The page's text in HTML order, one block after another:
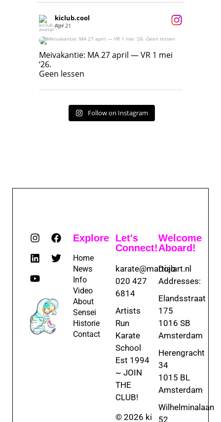
kiclub.cool
Apr 21
Meivakantie: MA 27 april — VR 1 mei ‘26.
Geen lessen
Meivakantie: MA 27 april — VR 1 mei
‘26.
Geen lessen
Follow on Instagram
Explore
Home
News
Info
Video
About
Sensei
Historie
Contact
Let's
Connect!
karate@martialart.nl
020 427
6814
Artists
Run
Karate
School
Est 1994
~ JOIN
THE
CLUB!
© 2026 ki
Welcome
Aboard!
Dojo
Addresses:
Elandsstraat
175
1016 SB
Amsterdam
Herengracht
34
1015 BL
Amsterdam
Wilhelminalaan
52